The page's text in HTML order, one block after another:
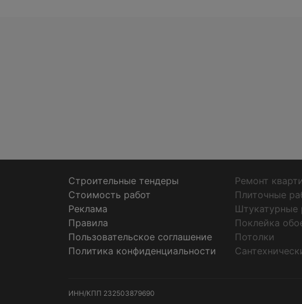
Строительные тендеры
Стоимость работ
Реклама
Правила
Пользовательское соглашение
Политика конфиденциальности
Ремонт
Плиточные
Штукатурные
Поклейка
Потолки
ИНН/КПП 232503879690